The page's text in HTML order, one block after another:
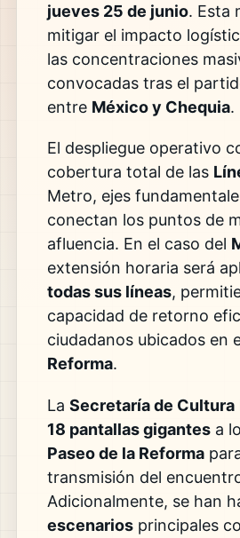
jueves 25 de junio. Esta
mitigar el impacto
las concentraciones
convocadas tras el
entre México y Chequia.
El despliegue operativo
cobertura total de las
Metro, ejes
conectan los puntos de
afluencia. En el caso del
extensión horaria será
todas sus líneas,
capacidad de retorno
ciudadanos ubicados en
Reforma.
La Secretaría de Cultura
18 pantallas gigantesa
Paseo de la Reforma
transmisión del
Adicionalmente, se han
escenariosprincipales